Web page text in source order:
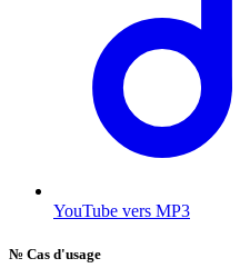
YouTube vers MP3
№ Cas d'usage